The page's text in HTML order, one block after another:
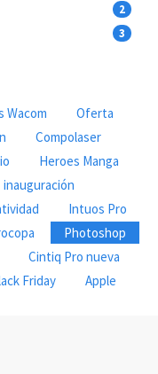
2
3
Wacom
Oferta
Compolaser
Heroes Manga
inauguración
Intuos Pro
Photoshop
Cintiq Pro nueva
Friday
Apple